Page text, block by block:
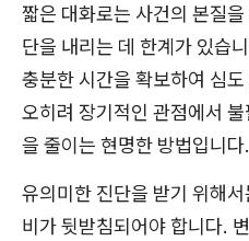
짧은 대화로는 사건의 본질
단을 내리는 데 한계가 있습
충분한 시간을 확보하여 심
오히려 장기적인 관점에서
을 줄이는 현명한 방법입니다.
유의미한 진단을 받기 위해
비가 뒷받침되어야 합니다.